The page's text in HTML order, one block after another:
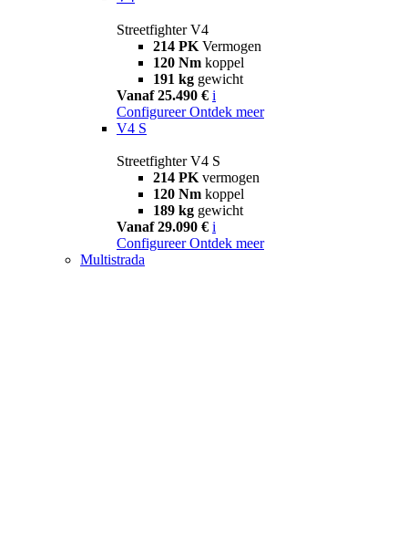
Streetfighter V4
214 PK Vermogen
120 Nm koppel
191 kg gewicht
Vanaf 25.490 € i
Configureer Ontdek meer
V4 S
Streetfighter V4 S
214 PK vermogen
120 Nm koppel
189 kg gewicht
Vanaf 29.090 € i
Configureer Ontdek meer
Multistrada